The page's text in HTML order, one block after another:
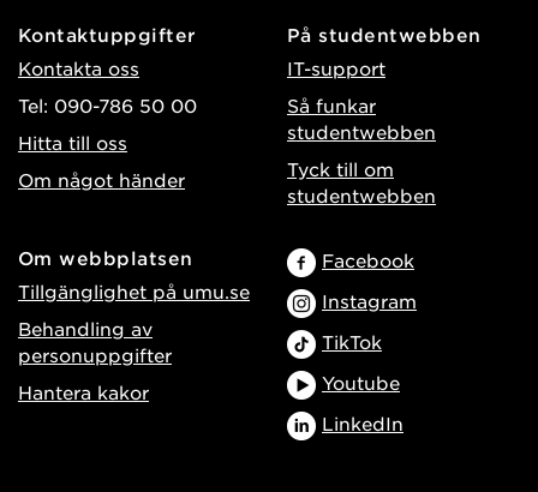
Kontaktuppgifter
Kontakta oss
Tel: 090-786 50 00
Hitta till oss
Om något händer
På studentwebben
IT-support
Så funkar
studentwebben
Tyck till om
studentwebben
Om webbplatsen
Tillgänglighet på umu.se
Behandling av
personuppgifter
Hantera kakor
Facebook
Instagram
TikTok
Youtube
LinkedIn